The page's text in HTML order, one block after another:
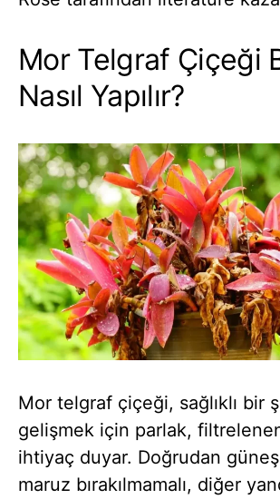
Mor Telgraf Çiçeği
Nasıl Yapılır?
Mor telgraf çiçeği, sağlıklı bir
gelişmek için parlak, filtrelenen
ihtiyaç duyar. Doğrudan güneş
maruz bırakılmamalı, diğer